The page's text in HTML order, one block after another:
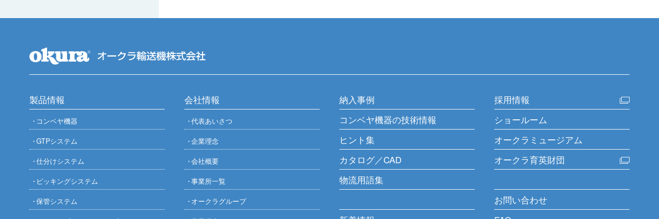
製品情報
コンベヤ機器
GTPシステム
仕分けシステム
ピッキングシステム
保管システム
会社情報
代表あいさつ
企業理念
会社概要
事業所一覧
オークラグループ
納入事例
コンベヤ機器の技術情報
ヒント集
カタログ／CAD
物流用語集
採用情報
ショールーム
オークラミュージアム
オークラ育英財団
お問い合わせ